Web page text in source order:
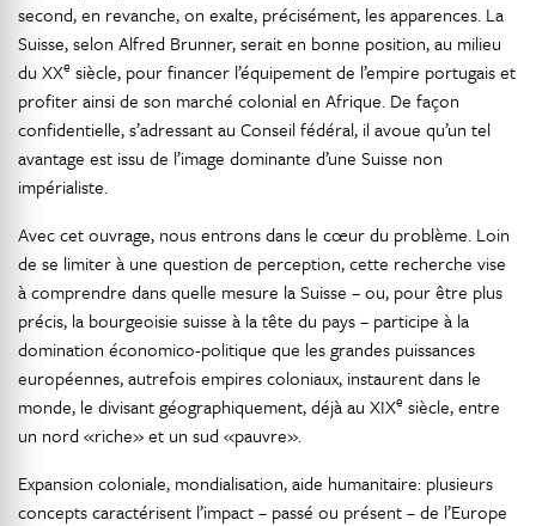
second, en revanche, on exalte, précisément, les apparences. La
Suisse, selon Alfred Brunner, serait en bonne position, au milieu
du XXe siècle, pour financer l’équipement de l’empire portugais et
profiter ainsi de son marché colonial en Afrique. De façon
confidentielle, s’adressant au Conseil fédéral, il avoue qu’un tel
avantage est issu de l’image dominante d’une Suisse non
impérialiste.
Avec cet ouvrage, nous entrons dans le cœur du problème. Loin
de se limiter à une question de perception, cette recherche vise
à comprendre dans quelle mesure la Suisse – ou, pour être plus
précis, la bourgeoisie suisse à la tête du pays – participe à la
domination économico-politique que les grandes puissances
européennes, autrefois empires coloniaux, instaurent dans le
monde, le divisant géographiquement, déjà au XIXe siècle, entre
un nord «riche» et un sud «pauvre».
Expansion coloniale, mondialisation, aide humanitaire: plusieurs
concepts caractérisent l’impact – passé ou présent – de l’Europe